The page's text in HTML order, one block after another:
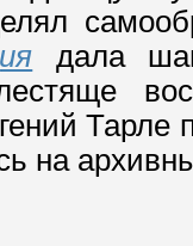
дала
на